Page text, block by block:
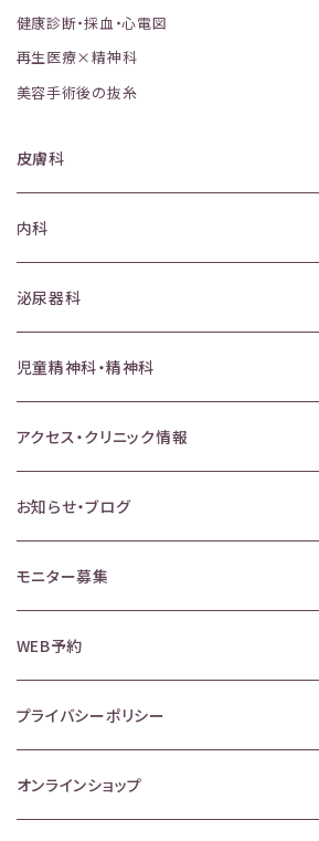
健康診断・採血・心電図
再生医療×精神科
美容手術後の抜糸
皮膚科
内科
泌尿器科
児童精神科・精神科
アクセス・クリニック情報
お知らせ・ブログ
モニター募集
WEB予約
プライバシーポリシー
オンラインショップ